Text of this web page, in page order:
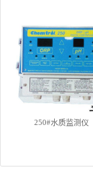
250#水质监测仪